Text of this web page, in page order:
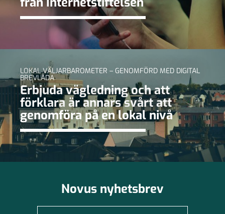
LOKAL VÄLJARBAROMETER – GENOMFÖRD MED DIGITAL
BREVLÅDA
Erbjuda vägledning och att
förklara är annars svårt att
genomföra på en lokal nivå
Novus nyhetsbrev